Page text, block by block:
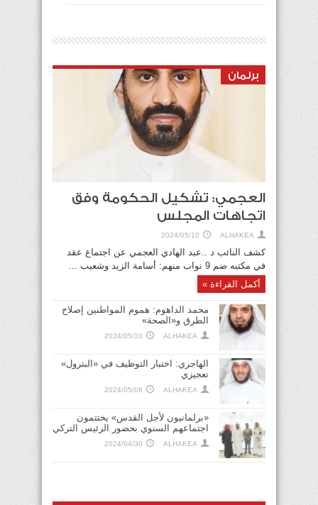
برلمان
العجمي: تشكيل الحكومة وفق
اتجاهات المجلس
ALHAKEA
2024/05/10
كشف النائب د ..عبد الهادي العجمي عن اجتماع عقد
في مكتبه ضم 9 نواب منهم: أسامة الزيد وشعيب ...
أكمل القراءة »
محمد الداهوم: هموم المواطنين إصلاح
الطرق و«الصحة»
ALHAKEA
2024/05/10
الهاجري: اختبار التوظيف في «البترول»
تعجيزي
ALHAKEA
2024/05/08
«برلمانيون لأجل القدس» يختتمون
اجتماعهم السنوي بحضور الرئيس التركي
ALHAKEA
2024/04/30